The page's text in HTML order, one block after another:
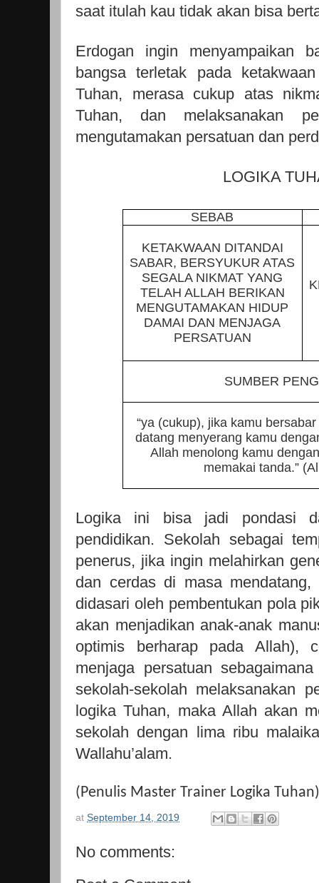
saat itulah kau tidak akan bisa
Erdogan ingin menyampaikan
bangsa terletak pada
Tuhan, merasa cukup atas
Tuhan, dan melaksanakan
mengutamakan persatuan dan
LOGIKA
SEBAB
KETAKWAAN DITANDAI
SABAR, BERSYUKUR ATAS
SEGALA NIKMAT YANG
TELAH ALLAH BERIKAN
MENGUTAMAKAN HIDUP
DAMAI DAN MENJAGA
PERSATUAN
SUMBER
“ya (cukup), jika kamu
datang menyerang kamu
Allah menolong kamu
memakai tanda.”
Logika ini bisa jadi pondasi
pendidikan. Sekolah sebagai
penerus, jika ingin melahirkan
dan cerdas di masa
didasari oleh pembentukan pola
akan menjadikan anak-anak
optimis berharap pada Allah),
menjaga persatuan
sekolah-sekolah melaksanakan
logika Tuhan, maka Allah akan
sekolah dengan lima ribu
Wallahu’alam.
(Penulis Master Trainer Logika
at September 14, 2019
No comments: